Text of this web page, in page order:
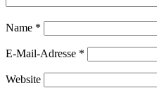
Name *
E-Mail-Adresse *
Website